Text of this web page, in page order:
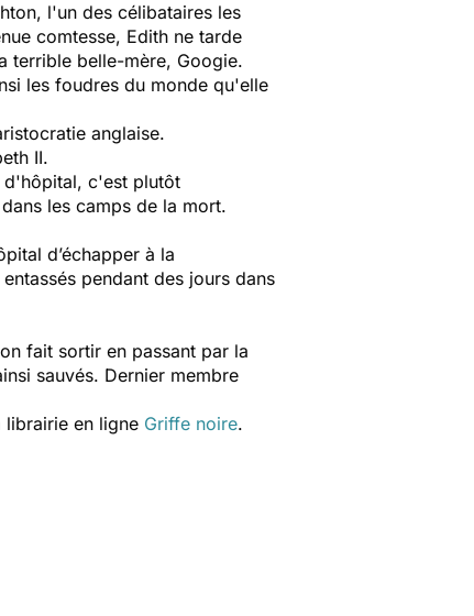
l'un des célibataires les
comtesse, Edith ne tarde
terrible belle-mère, Googie.
les foudres du monde qu'elle
anglaise.
II.
d'hôpital, c'est plutôt
les camps de la mort.
d’échapper à la
pendant des jours dans
fait sortir en passant par la
sauvés. Dernier membre
librairie en ligne Griffe noire.